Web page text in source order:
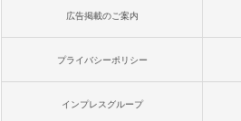
広告掲載のご案内
プライバシーポリシー
インプレスグループ